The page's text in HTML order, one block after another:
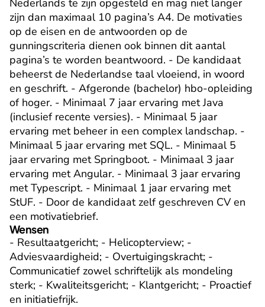
Nederlands te zijn opgesteld en mag niet langer
zijn dan maximaal 10 pagina’s A4. De motivaties
op de eisen en de antwoorden op de
gunningscriteria dienen ook binnen dit aantal
pagina’s te worden beantwoord. - De kandidaat
beheerst de Nederlandse taal vloeiend, in woord
en geschrift. - Afgeronde (bachelor) hbo-opleiding
of hoger. - Minimaal 7 jaar ervaring met Java
(inclusief recente versies). - Minimaal 5 jaar
ervaring met beheer in een complex landschap. -
Minimaal 5 jaar ervaring met SQL. - Minimaal 5
jaar ervaring met Springboot. - Minimaal 3 jaar
ervaring met Angular. - Minimaal 3 jaar ervaring
met Typescript. - Minimaal 1 jaar ervaring met
StUF. - Door de kandidaat zelf geschreven CV en
een motivatiebrief.
Wensen
- Resultaatgericht; - Helicopterview; -
Adviesvaardigheid; - Overtuigingskracht; -
Communicatief zowel schriftelijk als mondeling
sterk; - Kwaliteitsgericht; - Klantgericht; - Proactief
en initiatiefrijk.